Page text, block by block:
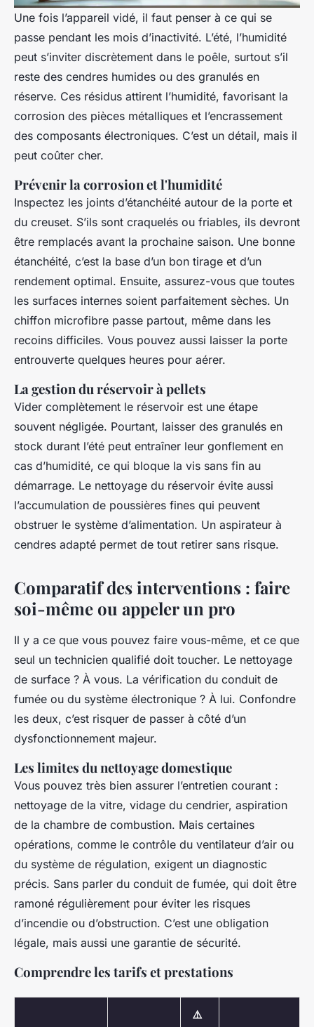
Une fois l’appareil vidé, il faut penser à ce qui se
passe pendant les mois d’inactivité. L’été, l’humidité
peut s’inviter discrètement dans le poêle, surtout s’il
reste des cendres humides ou des granulés en
réserve. Ces résidus attirent l’humidité, favorisant la
corrosion des pièces métalliques et l’encrassement
des composants électroniques. C’est un détail, mais il
peut coûter cher.
Prévenir la corrosion et l'humidité
Inspectez les joints d’étanchéité autour de la porte et
du creuset. S’ils sont craquelés ou friables, ils devront
être remplacés avant la prochaine saison. Une bonne
étanchéité, c’est la base d’un bon tirage et d’un
rendement optimal. Ensuite, assurez-vous que toutes
les surfaces internes soient parfaitement sèches. Un
chiffon microfibre passe partout, même dans les
recoins difficiles. Vous pouvez aussi laisser la porte
entrouverte quelques heures pour aérer.
La gestion du réservoir à pellets
Vider complètement le réservoir est une étape
souvent négligée. Pourtant, laisser des granulés en
stock durant l’été peut entraîner leur gonflement en
cas d’humidité, ce qui bloque la vis sans fin au
démarrage. Le nettoyage du réservoir évite aussi
l’accumulation de poussières fines qui peuvent
obstruer le système d’alimentation. Un aspirateur à
cendres adapté permet de tout retirer sans risque.
Comparatif des interventions : faire
soi-même ou appeler un pro
Il y a ce que vous pouvez faire vous-même, et ce que
seul un technicien qualifié doit toucher. Le nettoyage
de surface ? À vous. La vérification du conduit de
fumée ou du système électronique ? À lui. Confondre
les deux, c’est risquer de passer à côté d’un
dysfonctionnement majeur.
Les limites du nettoyage domestique
Vous pouvez très bien assurer l’entretien courant :
nettoyage de la vitre, vidage du cendrier, aspiration
de la chambre de combustion. Mais certaines
opérations, comme le contrôle du ventilateur d’air ou
du système de régulation, exigent un diagnostic
précis. Sans parler du conduit de fumée, qui doit être
ramoné régulièrement pour éviter les risques
d’incendie ou d’obstruction. C’est une obligation
légale, mais aussi une garantie de sécurité.
Comprendre les tarifs et prestations
⚠️